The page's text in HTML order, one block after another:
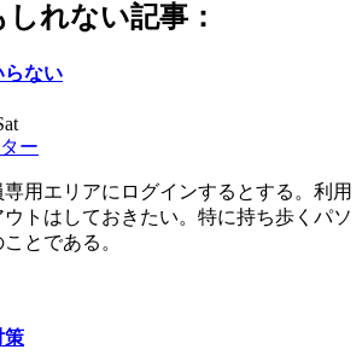
れない記事：
らない
ー
用エリアにログインするとする。利用
トはしておきたい。特に持ち歩くパソ
とである。
策